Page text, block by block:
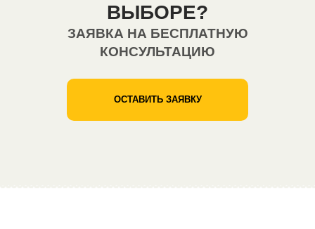
ВЫБОРЕ?
ЗАЯВКА НА БЕСПЛАТНУЮ
КОНСУЛЬТАЦИЮ
ОСТАВИТЬ ЗАЯВКУ